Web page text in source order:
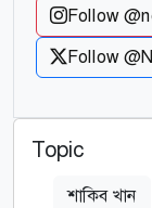
Follow
Follow
Topic
শাকিব খান